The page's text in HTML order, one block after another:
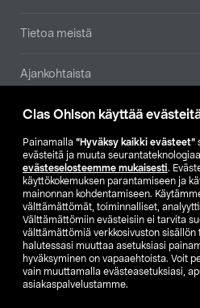
Clas Ohlson käyttää
Painamalla ”Hyväksy kaikki evästeet”
evästeitä ja muuta
evästeselosteemme mukaisesti.
käyttökokemuksen parantamiseen ja
mainonnan kohdentamiseen.
välttämättömät, toiminnalliset,
Välttämättömiin evästeisiin ei tarvita
välttämättömiä verkkosivuston sisällön
halutessasi muuttaa asetuksiasi
hyväksyminen on vapaaehtoista. Voit
vain muuttamalla evästeasetuksiasi,
asiakaspalvelustamme.
Tietoa meistä
Ajankohtaista
Muut yrityksemme
Etsi
SE NO
FI